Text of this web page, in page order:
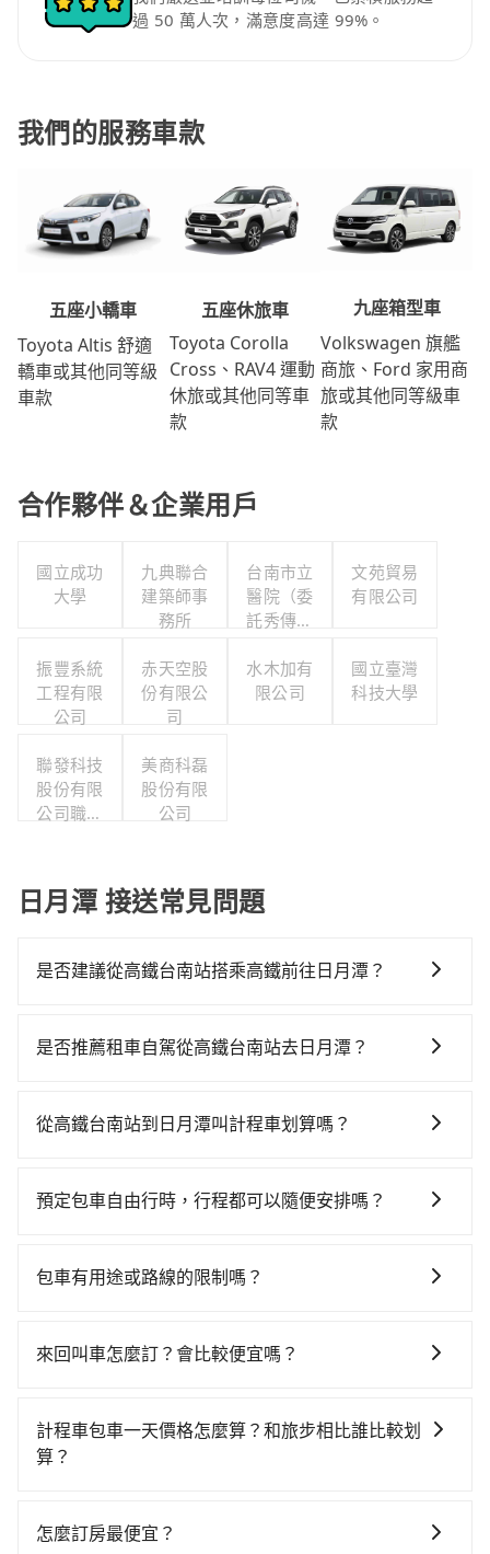
過 50 萬人次，滿意度高達 99%。
我們的服務車款
五座小轎車
Toyota Altis 舒適
轎車或其他同等級
車款
五座休旅車
Toyota Corolla
Cross、RAV4 運動
休旅或其他同等車
款
九座箱型車
Volkswagen 旗艦
商旅、Ford 家用商
旅或其他同等級車
款
合作夥伴＆企業用戶
國立成功
大學
九典聯合
建築師事
務所
台南市立
醫院（委
託秀傳醫
人經營）
文苑貿易
有限公司
振豐系統
工程有限
公司
赤天空股
份有限公
司
水木加有
限公司
國立臺灣
科技大學
聯發科技
股份有限
公司職工
美商科磊
股份有限
公司
日月潭 接送常見問題
是否建議從高鐵台南站搭乘高鐵前往日月潭？
時，且難叫計程車前往高鐵站！從最早06:03一直到
分鐘，現場買票或月台等車時間約10分鐘，再乘坐
班的計程車，搭上小黃後約花70分鐘、車費2,500元後，
元。不過台南市領有合法執照的計程車僅有4,100多輛，
了，台南市少部分小黃司機不按表收費，看乘客是外地
選擇搭乘高鐵而不預約包車，不僅至少額外負擔180元車
資，而且更會額外浪費16分鐘在轉乘與等車上，現在還
是否推薦租車自駕從高鐵台南站去日月潭？
時不需要閉目養神（因為要自己開車），最重要的是你
$115~205承租小轎車，每公里再額外加收$3.2，從高鐵
回），雖已將eTag和可能的每小時40元路邊停車費用預
Yaris、Prius C、Vios這類乘坐體驗較差的車款，如果人
發現仍有上一組乘客遺留的垃圾或者撞凹的車門仍未被
修理，每一次租車都好像在開樂透一樣。另外，偶爾也
車或者要載其他乘客的人來說就有不小的風險。最後，
從高鐵台南站到日月潭叫計程車划算嗎？
灣大車隊、Uber、Line Taxi、Yoxi等。依照里程跳錶計
車，那要注意台南市僅有合法計程車約4,140輛，計程車
回，日月潭所在的南投縣的計程車更難叫，該縣市僅有
最好先上網預約，以免當場被坑受騙。綜合以上，無論
在價格或服務品質上，tripool都是你從高鐵台南站到日
預定包車自由行時，行程都可以隨便安排嗎？
沒有到達海拔1500公里以上的山區，行程都是可以依照
包車有用途或路線的限制嗎？
只要是長途交通且途中遵守台灣法律，無論是清明掃
疫、預約叫車、機場接送、定期洗腎、包月上下班，或
者任何跨縣市接送的需求，tripool都能滿足你。乘車前
出電子收據。
來回叫車怎麼訂？會比較便宜嗎？
趟車的資訊，所以如果需要來回叫車，請分兩筆訂單預
定。至於價格已經市場最優惠，並無特別針對來回車趟
計程車包車一天價格怎麼算？和旅步相比誰比較划
算？
格通常是根據時間或距離來計算，而且在不同城市和地
怎麼訂房最便宜？